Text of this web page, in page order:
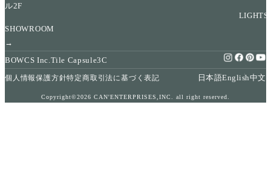
ル2F
SHOWROOM
→
LIGHTS
BOWCS Inc. Tile Capsule3C
個人情報保護方針特定商取引法に基づく表記 日本語English中文
Copyright©2026 CAN'ENTERPRISES,INC. all right reserved.